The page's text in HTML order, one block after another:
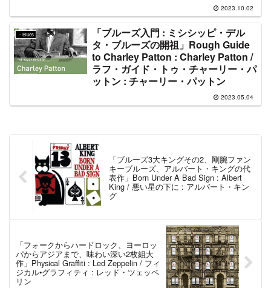
2023.10.02
・Blues
「ブルーズ入門 : ミシシッピ・デル
タ・ブルーズの開祖」Rough Guide
to Charley Patton : Charley Patton /
ラフ・ガイド・トゥ・チャーリー・パ
ットン : チャーリー・パットン
2023.05.04
「ブルーズ3大キングその2、剛腕ファン
キーブルーズ、アルバート・キングの代
表作」Born Under A Bad Sign : Albert
King / 悪い星の下に : アルバート・キン
グ
「フォークからハードロック、ヨーロッ
パからアジアまで、味わい深い2枚組大
作」Physical Graffiti : Led Zeppelin / フィ
ジカル•グラフィティ : レッド・ツェッペ
リン